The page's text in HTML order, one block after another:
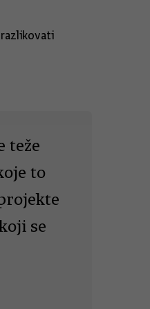
teže
to
se